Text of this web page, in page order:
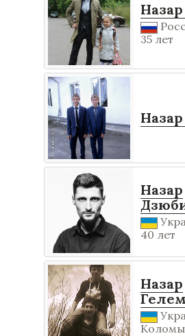
35 лет
Назар
40 лет
Назар